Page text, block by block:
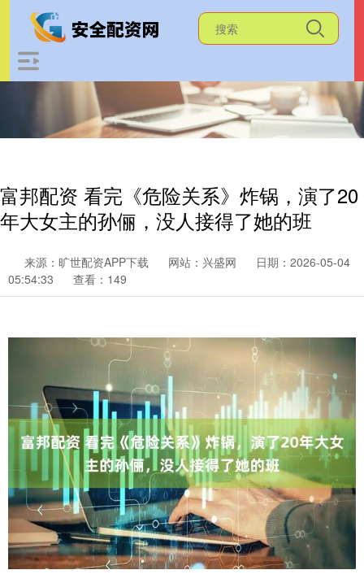
富邦配资 看完《危险关系》炸锅，演了20
年大女主的孙俪，没人接得了她的班
来源：旷世配资APP下载 网站：兴盛网
日期：2026-05-04
05:54:33
查看：149